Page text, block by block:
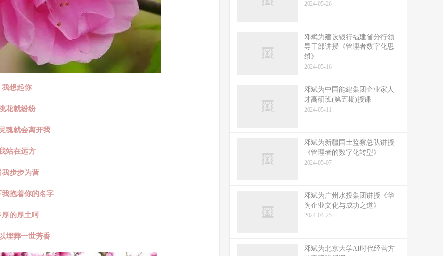
我想起你
花就纷纷
魂就会离开我
站在远方
我步步为营
我抱着你的名字
厚的厚土呵
埋葬一世芳香
2024-05-26
邓斌为建设银行福建省分行领
导干部讲授《管理者数字化思
维》
2024-05-16
邓斌为中国能建集团企业家人
才高研班(第五期)授课
2024-05-11
邓斌为新疆国土监察总队讲授
《管理者的数字化转型》
2024-05-07
邓斌为广州水投集团讲授《华
为企业文化与成功之道》
2024-04-25
邓斌为北京大学AI时代经营方